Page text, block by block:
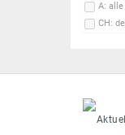
A:
CH: